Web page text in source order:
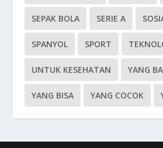
SEPAK BOLA SERIE A
SPANYOL SPORT
UNTUK KESEHATAN YANG
YANG BISA YANG COCOK